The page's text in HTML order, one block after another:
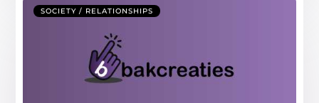
SOCIETY / RELATIONSHIPS